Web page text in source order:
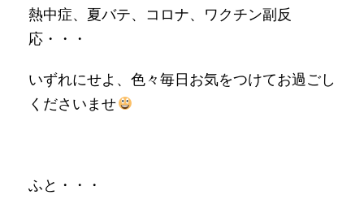
熱中症、夏バテ、コロナ、ワクチン副反
応・・・
いずれにせよ、色々毎日お気をつけてお過ごし
くださいませ
ふと・・・